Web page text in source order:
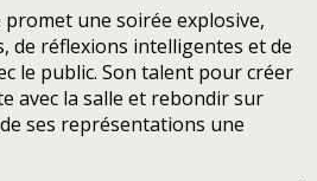
promet une soirée explosive,
de réflexions intelligentes et de
le public. Son talent pour créer
avec la salle et rebondir sur
ses représentations une